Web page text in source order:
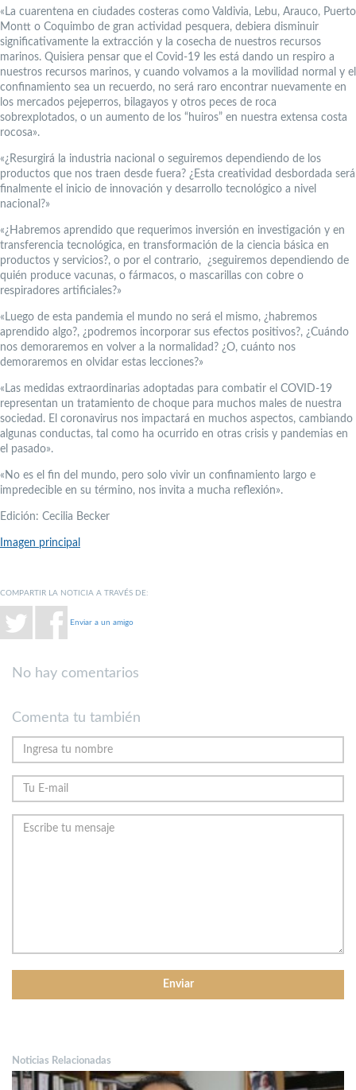
«La cuarentena en ciudades costeras como Valdivia, Lebu, Arauco, Puerto
Montt o Coquimbo de gran actividad pesquera, debiera disminuir
significativamente la extracción y la cosecha de nuestros recursos
marinos. Quisiera pensar que el Covid-19 les está dando un respiro a
nuestros recursos marinos, y cuando volvamos a la movilidad normal y el
confinamiento sea un recuerdo, no será raro encontrar nuevamente en
los mercados pejeperros, bilagayos y otros peces de roca
sobrexplotados, o un aumento de los “huiros” en nuestra extensa costa
rocosa».
«¿Resurgirá la industria nacional o seguiremos dependiendo de los
productos que nos traen desde fuera? ¿Esta creatividad desbordada será
finalmente el inicio de innovación y desarrollo tecnológico a nivel
nacional?»
«¿Habremos aprendido que requerimos inversión en investigación y en
transferencia tecnológica, en transformación de la ciencia básica en
productos y servicios?, o por el contrario, ¿seguiremos dependiendo de
quién produce vacunas, o fármacos, o mascarillas con cobre o
respiradores artificiales?»
«Luego de esta pandemia el mundo no será el mismo, ¿habremos
aprendido algo?, ¿podremos incorporar sus efectos positivos?, ¿Cuándo
nos demoraremos en volver a la normalidad? ¿O, cuánto nos
demoraremos en olvidar estas lecciones?»
«Las medidas extraordinarias adoptadas para combatir el COVID-19
representan un tratamiento de choque para muchos males de nuestra
sociedad. El coronavirus nos impactará en muchos aspectos, cambiando
algunas conductas, tal como ha ocurrido en otras crisis y pandemias en
el pasado».
«No es el fin del mundo, pero solo vivir un confinamiento largo e
impredecible en su término, nos invita a mucha reflexión».
Edición: Cecilia Becker
Imagen principal
COMPARTIR LA NOTICIA A TRAVÉS DE:
Enviar a un amigo
No hay comentarios
Comenta tu también
Noticias Relacionadas